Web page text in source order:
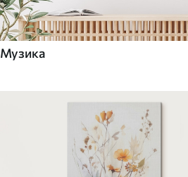
Музика